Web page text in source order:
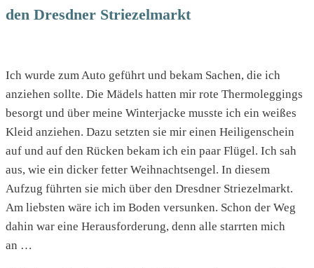
den Dresdner Striezelmarkt
Ich wurde zum Auto geführt und bekam Sachen, die ich
anziehen sollte. Die Mädels hatten mir rote Thermoleggings
besorgt und über meine Winterjacke musste ich ein weißes
Kleid anziehen. Dazu setzten sie mir einen Heiligenschein
auf und auf den Rücken bekam ich ein paar Flügel. Ich sah
aus, wie ein dicker fetter Weihnachtsengel. In diesem
Aufzug führten sie mich über den Dresdner Striezelmarkt.
Am liebsten wäre ich im Boden versunken. Schon der Weg
dahin war eine Herausforderung, denn alle starrten mich
an …